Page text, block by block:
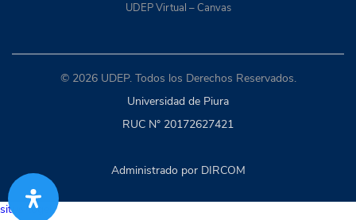
UDEP Virtual – Canvas
© 2026 UDEP. Todos los Derechos Reservados.
Universidad de Piura
RUC N° 20172627421
Administrado por DIRCOM
situs togel